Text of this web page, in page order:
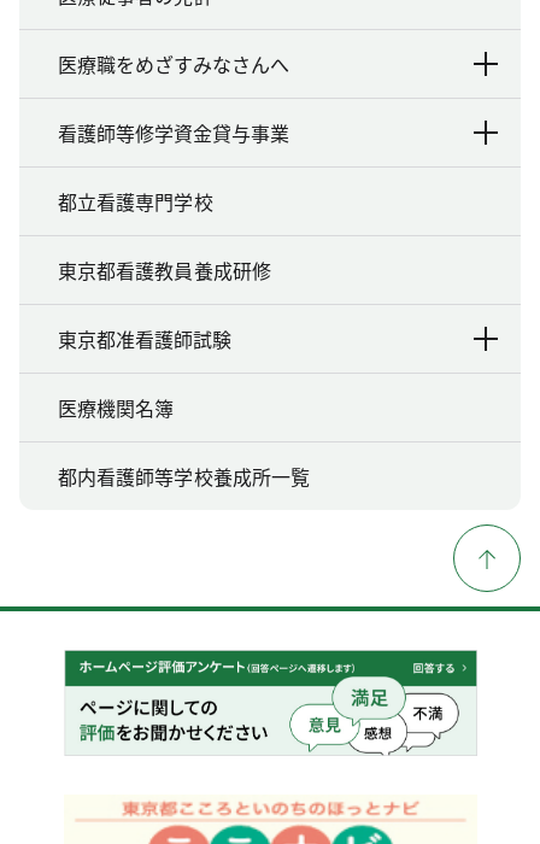
医療職をめざすみなさんへ
看護師等修学資金貸与事業
都立看護専門学校
東京都看護教員養成研修
東京都准看護師試験
医療機関名簿
都内看護師等学校養成所一覧